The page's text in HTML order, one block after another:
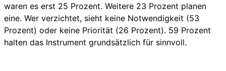
waren es erst 25 Prozent. Weitere 23 Prozent planen
eine. Wer verzichtet, sieht keine Notwendigkeit (53
Prozent) oder keine Priorität (26 Prozent). 59 Prozent
halten das Instrument grundsätzlich für sinnvoll.